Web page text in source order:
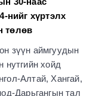
нийг хүртэлх
төлөв
зүүн аймгуудын
нутгийн хойд
Алтай, Хангай,
Дарьгангын тал